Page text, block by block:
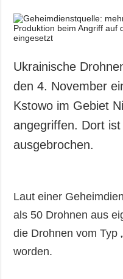
Ukrainische
den 4. November
Kstowo im Gebiet
angegriffen. Dort
ausgebrochen.
Laut einer
als 50 Drohnen aus
die Drohnen vom Typ
worden.